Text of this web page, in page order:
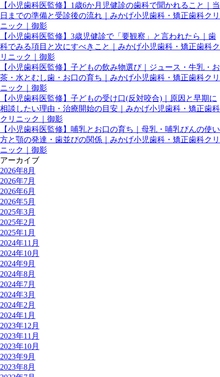
【小児歯科医監修】1歳6か月児健診の歯科で聞かれること｜当
日までの準備と受診後の流れ｜みかげ小児歯科・矯正歯科クリ
ニック｜御影
【小児歯科医監修】3歳児健診で「要観察」と言われたら｜歯
科でみる項目と次にすべきこと｜みかげ小児歯科・矯正歯科ク
リニック｜御影
【小児歯科医監修】子どもの飲み物選び｜ジュース・牛乳・お
茶・水とむし歯・お口の育ち｜みかげ小児歯科・矯正歯科クリ
ニック｜御影
【小児歯科医監修】子どもの受け口(反対咬合)｜原因と早期に
相談したい理由・治療開始の目安｜みかげ小児歯科・矯正歯科
クリニック｜御影
【小児歯科医監修】哺乳とお口の育ち｜母乳・哺乳びんの使い
方と顎の発達・歯並びの関係｜みかげ小児歯科・矯正歯科クリ
ニック｜御影
アーカイブ
2026年8月
2026年7月
2026年6月
2026年5月
2025年3月
2025年2月
2025年1月
2024年11月
2024年10月
2024年9月
2024年8月
2024年7月
2024年3月
2024年2月
2024年1月
2023年12月
2023年11月
2023年10月
2023年9月
2023年8月